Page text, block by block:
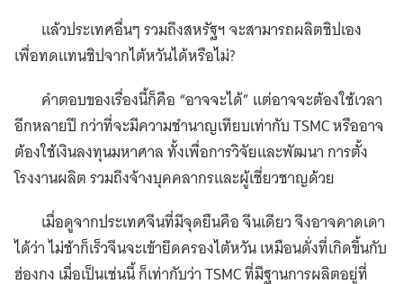
แล้วประเทศอื่นๆ รวมถึงสหรัฐฯ จะสามารถผลิตชิปเอง
เพื่อทดแทนชิปจากไต้หวันได้หรือไม่?
คำตอบของเรื่องนี้ก็คือ “อาจจะได้” แต่อาจจะต้องใช้เวลา
อีกหลายปี กว่าที่จะมีความชำนาญเทียบเท่ากับ TSMC หรืออาจ
ต้องใช้เงินลงทุนมหาศาล ทั้งเพื่อการวิจัยและพัฒนา การตั้ง
โรงงานผลิต รวมถึงจ้างบุคคลากรและผู้เชี่ยวชาญด้วย
เมื่อดูจากประเทศจีนที่มีจุดยืนคือ จีนเดียว จึงอาจคาดเดา
ได้ว่า ไม่ช้าก็เร็วจีนจะเข้ายึดครองไต้หวัน เหมือนดั่งที่เกิดขึ้นกับ
ฮ่องกง เมื่อเป็นเช่นนี้ ก็เท่ากับว่า TSMC ที่มีฐานการผลิตอยู่ที่